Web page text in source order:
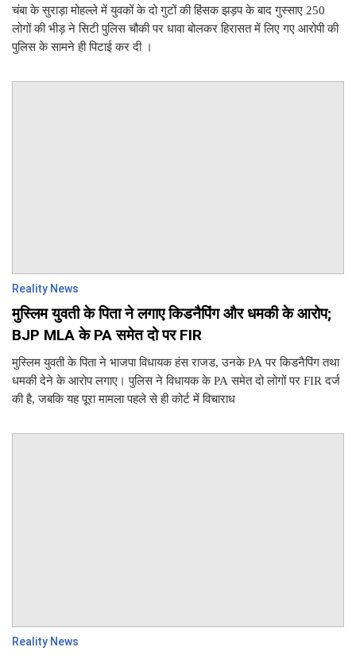
चंबा के सुराड़ा मोहल्ले में युवकों के दो गुटों की हिंसक झड़प के बाद गुस्साए 250
लोगों की भीड़ ने सिटी पुलिस चौकी पर धावा बोलकर हिरासत में लिए गए आरोपी की
पुलिस के सामने ही पिटाई कर दी ।
Reality News
मुस्लिम युवती के पिता ने लगाए किडनैपिंग और धमकी के आरोप;
BJP MLA के PA समेत दो पर FIR
मुस्लिम युवती के पिता ने भाजपा विधायक हंस राजड, उनके PA पर किडनैपिंग तथा
धमकी देने के आरोप लगाए। पुलिस ने विधायक के PA समेत दो लोगों पर FIR दर्ज
की है, जबकि यह पूरा मामला पहले से ही कोर्ट में विचाराध
Reality News